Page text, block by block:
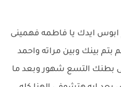
ابوس ايدك يا فاطمه فهمينى
بتم بينك وبين مراته واحمد
بطنك التسع شهور وبعد ما